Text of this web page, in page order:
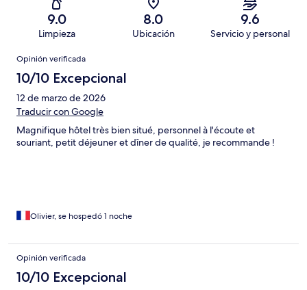
9.0
Limpieza
8.0
Ubicación
9.6
Servicio y personal
Opiniones
Opinión verificada
10/10 Excepcional
12 de marzo de 2026
Traducir con Google
Magnifique hôtel très bien situé, personnel à l'écoute et
souriant, petit déjeuner et dîner de qualité, je recommande !
Olivier, se hospedó 1 noche
Opinión verificada
10/10 Excepcional